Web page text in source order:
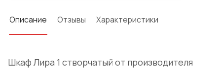
Описание Отзывы Характеристики
Шкаф Лира 1 створчатый от производителя